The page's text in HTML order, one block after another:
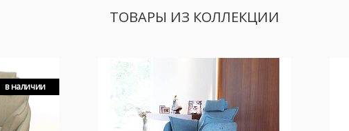
ТОВАРЫ ИЗ КОЛЛЕКЦИИ
в наличии